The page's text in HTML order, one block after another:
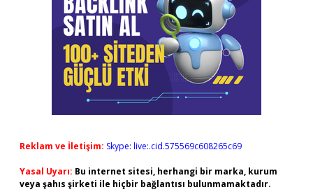
Reklam ve İletişim: Skype: live:.cid.575569c608265c69
Yasal Uyarı: Bu internet sitesi, herhangi bir marka, kurum
veya şahıs şirketi ile hiçbir bağlantısı bulunmamaktadır.